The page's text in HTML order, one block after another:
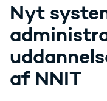
Nyt
af NNIT